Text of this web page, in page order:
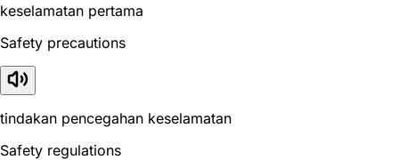
keselamatan pertama
Safety precautions
tindakan pencegahan keselamatan
Safety regulations